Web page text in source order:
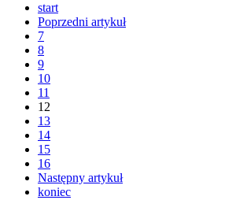
start
Poprzedni artykuł
7
8
9
10
11
12
13
14
15
16
Następny artykuł
koniec